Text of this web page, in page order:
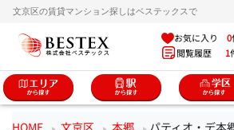
文京区の賃貸マンション探しはベステックスで
お気に入り 0
閲覧履歴 1
HOME 文京区 本郷 パティオ・デ本